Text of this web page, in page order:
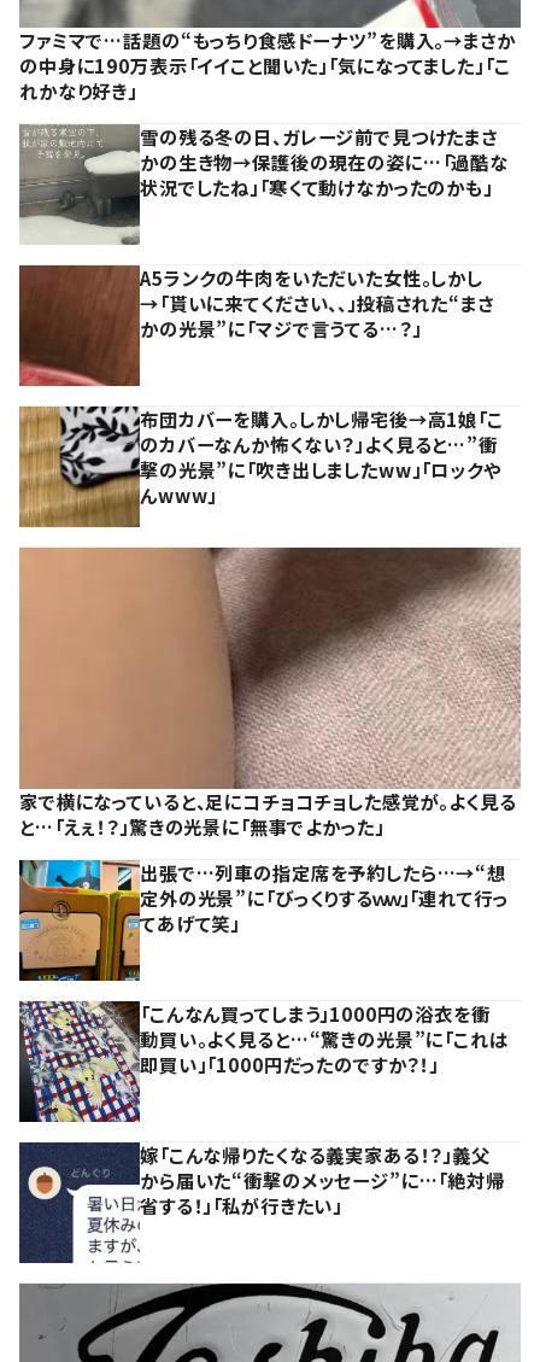
ファミマで…話題の“もっちり食感ドーナツ”を購入。→まさか
の中身に190万表示「イイこと聞いた」「気になってました」「こ
れかなり好き」
雪の残る冬の日、ガレージ前で見つけたまさ
かの生き物→保護後の現在の姿に…「過酷な
状況でしたね」「寒くて動けなかったのかも」
A5ランクの牛肉をいただいた女性。しかし
→「貰いに来てください、、」投稿された“まさ
かの光景”に「マジで言うてる…？」
布団カバーを購入。しかし帰宅後→高1娘「こ
のカバーなんか怖くない？」よく見ると…”衝
撃の光景”に「吹き出しましたww」「ロックや
んwww」
家で横になっていると、足にコチョコチョした感覚が。よく見る
と…「えぇ！？」驚きの光景に「無事でよかった」
出張で…列車の指定席を予約したら…→“想
定外の光景”に「びっくりするｗｗ」「連れて行っ
てあげて笑」
「こんなん買ってしまう」1000円の浴衣を衝
動買い。よく見ると…“驚きの光景”に「これは
即買い」「1000円だったのですか？！」
嫁「こんな帰りたくなる義実家ある！？」義父
から届いた“衝撃のメッセージ”に…「絶対帰
省する！」「私が行きたい」